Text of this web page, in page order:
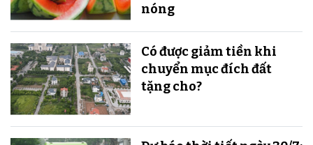
nóng
Có được giảm tiền khi
chuyển mục đích đất
tặng cho?